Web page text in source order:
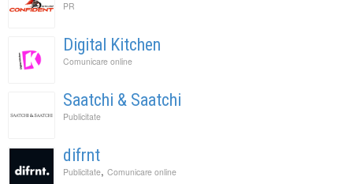
PR
Digital Kitchen
Comunicare online
Saatchi & Saatchi
Publicitate
difrnt
Publicitate, Comunicare online